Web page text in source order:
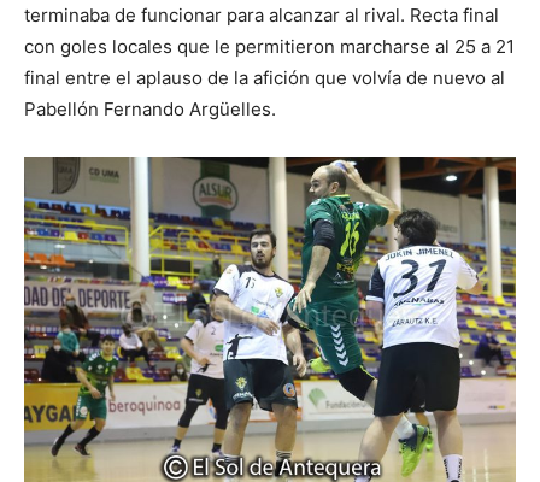
terminaba de funcionar para alcanzar al rival. Recta final
con goles locales que le permitieron marcharse al 25 a 21
final entre el aplauso de la afición que volvía de nuevo al
Pabellón Fernando Argüelles.